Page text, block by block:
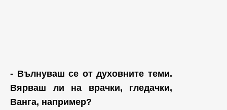
- Вълнуваш се от духовните теми.
Вярваш ли на врачки, гледачки,
Ванга, например?